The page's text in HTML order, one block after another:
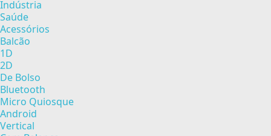
Indústria
Saúde
Acessórios
Balcão
1D
2D
De Bolso
Bluetooth
Micro Quiosque
Android
Vertical